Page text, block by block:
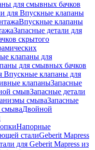
для смывных бачков
для Впускные клапаны
Впускные клапаны
Запасные детали для
скрытого
клапаны для
для смывных бачков
Впускные клапаны для
клапаныЗапасные
смывЗапасные детали
смываЗапасные
смываДвойной
Напорные
сталиGeberit Mapress
для Geberit Mapress из